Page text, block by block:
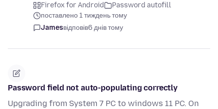
Firefox for Android
Password autofill
поставлено 1 тиждень тому
Jamesвідповів6 днів тому
Password field not auto-populating correctly
Upgrading from System 7 PC to windows 11 PC. On